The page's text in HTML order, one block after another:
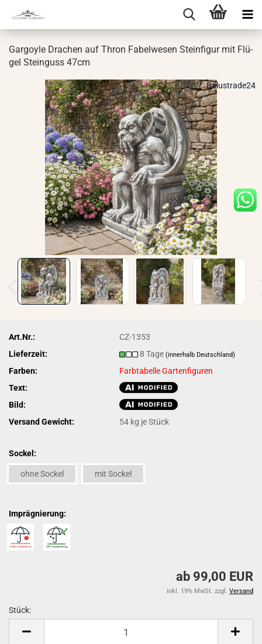
Gar­go­yle Dra­chen auf Thron Fa­bel­we­sen Stein­fi­gur mit Flü­
gel Stein­guss 47cm
Balustrade24
Art.Nr.:
CZ-1353
Lieferzeit:
8 Tage(innerhalb Deutschland)
Farben:
Farbtabelle Gartenfiguren
Text:
Bild:
Versand Gewicht:
54 kg je Stück
Sockel:
ohne Sockel mit Sockel
Imprägnierung:
ab 99,00 EUR
inkl. 19% MwSt. zzgl. Versand
Stück: